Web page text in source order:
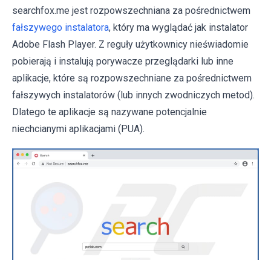
searchfox.me jest rozpowszechniana za pośrednictwem
fałszywego instalatora, który ma wyglądać jak instalator
Adobe Flash Player. Z reguły użytkownicy nieświadomie
pobierają i instalują porywacze przeglądarki lub inne
aplikacje, które są rozpowszechniane za pośrednictwem
fałszywych instalatorów (lub innych zwodniczych metod).
Dlatego te aplikacje są nazywane potencjalnie
niechcianymi aplikacjami (PUA).